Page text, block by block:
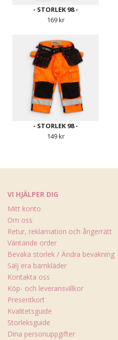
- STORLEK 98 -
169 kr
- STORLEK 98 -
149 kr
VI HJÄLPER DIG
Mitt konto
Om oss
Retur, reklamation och ångerrätt
Väntande order
Bevaka storlek / Ändra bevakning
Sälj era barnkläder
Kontakta oss
Köp- och leveransvillkor
Presentkort
Kvalitetsguide
Storleksguide
Dina personuppgifter